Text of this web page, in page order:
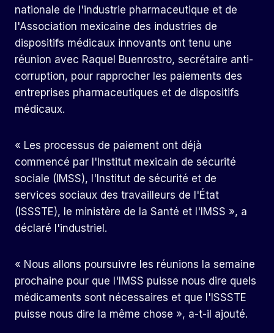
nationale de l'industrie pharmaceutique et de
l'Association mexicaine des industries de
dispositifs médicaux innovants ont tenu une
réunion avec Raquel Buenrostro, secrétaire anti-
corruption, pour rapprocher les paiements des
entreprises pharmaceutiques et de dispositifs
médicaux.
« Les processus de paiement ont déjà
commencé par l'Institut mexicain de sécurité
sociale (IMSS), l'Institut de sécurité et de
services sociaux des travailleurs de l'État
(ISSSTE), le ministère de la Santé et l'IMSS », a
déclaré l'industriel.
« Nous allons poursuivre les réunions la semaine
prochaine pour que l'IMSS puisse nous dire quels
médicaments sont nécessaires et que l'ISSSTE
puisse nous dire la même chose », a-t-il ajouté.